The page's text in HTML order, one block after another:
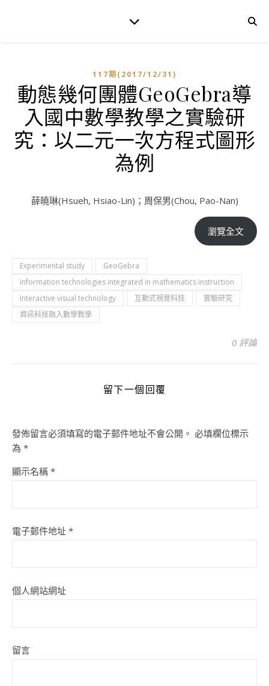
117期(2017/12/31)
動態幾何團體GeoGebra導
入國中數學教學之實驗研
究：以二元一次方程式圖形
為例
薛曉琳(Hsueh, Hsiao-Lin)；周保男(Chou, Pao-Nan)
瀏覽全文
Experimental study
GeoGebra
Information technologies integrated in mathematics instruction
Interactive visual technology
互動式視覺科技
實驗研究
資訊科技融入數學教學
0 評論
留下一個回覆
發佈留言必須填寫的電子郵件地址不會公開。 必填欄位標示
為 *
顯示名稱 *
電子郵件地址 *
個人網站網址
留言